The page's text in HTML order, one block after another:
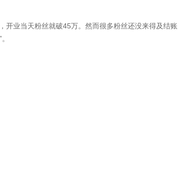
开业当天粉丝就破45万。然而很多粉丝还没来得及结账